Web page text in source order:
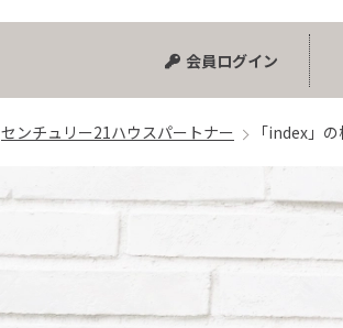
中古一戸建て
新築一戸建て
中古マンション
土地 シミュ
リフォ
会員ログイン
センチュリー21ハウスパートナー 「index」